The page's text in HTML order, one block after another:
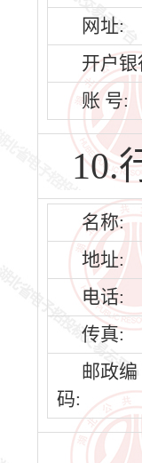
网址:
开户银
账 号:
10.
名称:
地址:
电话:
传真:
邮政编
码: